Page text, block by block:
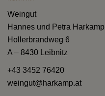
Weingut
Hannes und Petra Harkamp
Hollerbrandweg 6
A – 8430 Leibnitz
+43 3452 76420
weingut@harkamp.at